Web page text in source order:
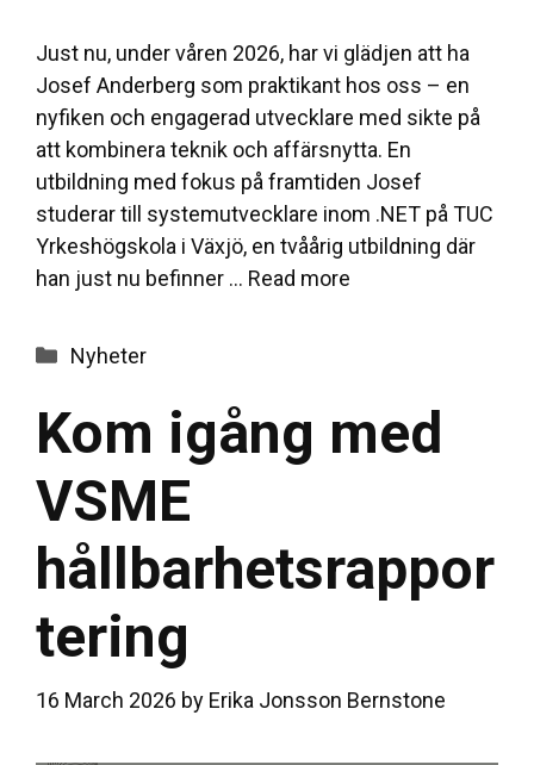
Just nu, under våren 2026, har vi glädjen att ha
Josef Anderberg som praktikant hos oss – en
nyfiken och engagerad utvecklare med sikte på
att kombinera teknik och affärsnytta. En
utbildning med fokus på framtiden Josef
studerar till systemutvecklare inom .NET på TUC
Yrkeshögskola i Växjö, en tvåårig utbildning där
han just nu befinner … Read more
Categories
Nyheter
Kom igång med
VSME
hållbarhetsrappor
tering
16 March 2026 by Erika Jonsson Bernstone